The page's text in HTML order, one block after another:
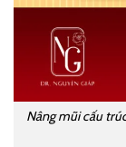
Nâng mũi cấu